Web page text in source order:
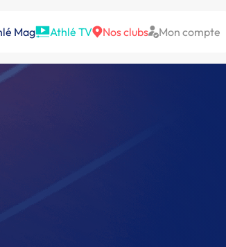
Mag Athlé TV Nos clubs Mon compte